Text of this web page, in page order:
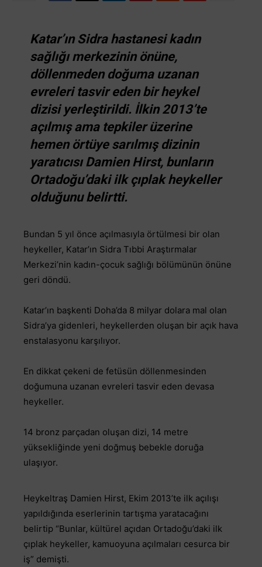
Katar’ın Sidra hastanesi kadın
sağlığı merkezinin önüne,
döllenmeden doğuma uzanan
evreleri tasvir eden bir heykel
dizisi yerleştirildi. İlkin 2013’te
açılmış ama tepkiler üzerine
hemen örtüye sarılmış dizinin
yaratıcısı Damien Hirst, bunların
Ortadoğu’daki ilk çıplak heykeller
olduğunu belirtti.
Bundan 5 yıl önce açılmasıyla örtülmesi bir olan
heykeller, Katar’ın Sidra Tıbbi Araştırmalar
Merkezi’nin kadın-çocuk sağlığı bölümünün önüne
geri döndü.
Katar’ın başkenti Doha’da 8 milyar dolara mal olan
Sidra’ya gidenleri, heykellerden oluşan bir açık hava
enstalasyonu karşılıyor.
En dikkat çekeni de fetüsün döllenmesinden
doğumuna uzanan evreleri tasvir eden devasa
heykeller.
14 bronz parçadan oluşan dizi, 14 metre
yüksekliğinde yeni doğmuş bebekle doruğa
ulaşıyor.
Heykeltraş Damien Hirst, Ekim 2013’te ilk açılışı
yapıldığında eserlerinin tartışma yaratacağını
belirtip “Bunlar, kültürel açıdan Ortadoğu’daki ilk
çıplak heykeller, kamuoyuna açılmaları cesurca bir
iş” demişti.